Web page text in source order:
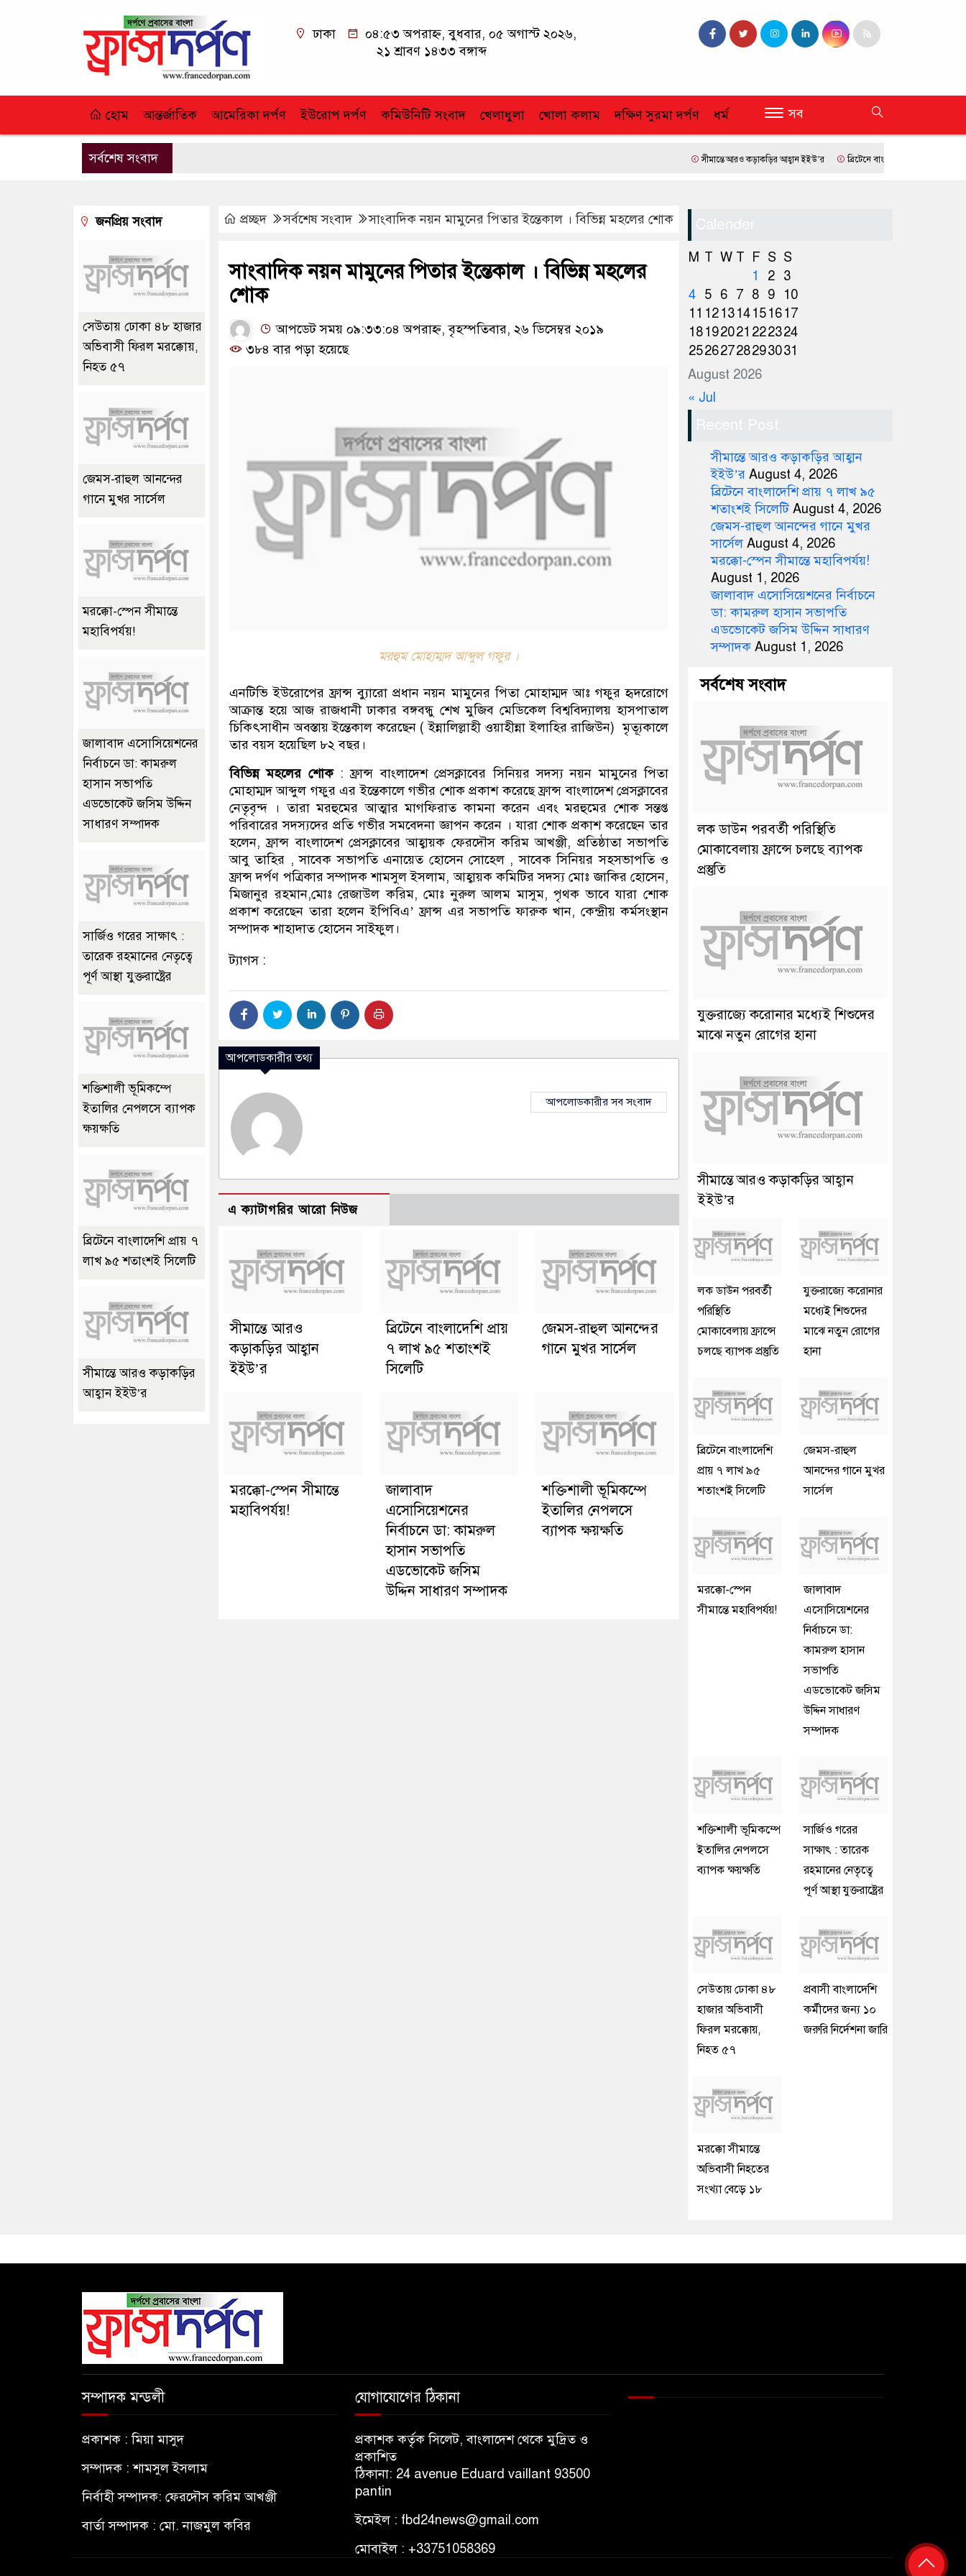
ঢাকা
০৪:৫৩ অপরাহ্ন, বুধবার, ০৫ অগাস্ট ২০২৬,
২১ শ্রাবণ ১৪৩৩ বঙ্গাব্দ
হোম আন্তর্জাতিক আমেরিকা দর্পণ ইউরোপ দর্পণ কমিউনিটি সংবাদ খেলাধুলা খোলা কলাম দক্ষিণ সুরমা দর্পণ ধর্ম সব
সর্বশেষ সংবাদ সীমান্তে আরও কড়াকড়ির আহ্বান ইইউ’র ব্রিটেনে বাংলাদেশি প্রায় ৭ লাখ ৯৫ শতাংশই
প্রচ্ছদ সর্বশেষ সংবাদ সাংবাদিক নয়ন মামুনের পিতার ইন্তেকাল । বিভিন্ন মহলের শোক
সাংবাদিক নয়ন মামুনের পিতার ইন্তেকাল । বিভিন্ন মহলের
শোক
আপডেট সময় ০৯:৩৩:০৪ অপরাহ্ন, বৃহস্পতিবার, ২৬ ডিসেম্বর ২০১৯
৩৮৪ বার পড়া হয়েছে
মরহুম মোহাম্মদ আব্দুল গফুর ।
এনটিভি ইউরোপের ফ্রান্স ব্যুারো প্রধান নয়ন মামুনের পিতা মোহাম্মদ আঃ গফুর হৃদরোগে
আক্রান্ত হয়ে আজ রাজধানী ঢাকার বঙ্গবন্ধু শেখ মুজিব মেডিকেল বিশ্ববিদ্যালয় হাসপাতাল
চিকিৎসাধীন অবস্তায় ইন্তেকাল করেছেন ( ইন্নালিল্লাহী ওয়াহীন্না ইলাহির রাজিউন) মৃত্যূকালে
তার বয়স হয়েছিল ৮২ বছর।
বিভিন্ন মহলের শোক: ফ্রান্স বাংলাদেশ প্রেসক্লাবের সিনিয়র সদস্য নয়ন মামুনের পিতা
মোহাম্মদ আব্দুল গফুর এর ইন্তেকালে গভীর শোক প্রকাশ করেছে ফ্রান্স বাংলাদেশ প্রেসক্লাবের
নেতৃবৃন্দ । তারা মরহুমের আত্মার মাগফিরাত কামনা করেন এবং মরহুমের শোক সন্তপ্ত
পরিবারের সদস্যদের প্রতি গভীর সমবেদনা জ্ঞাপন করেন । যারা শোক প্রকাশ করেছেন তার
হলেন, ফ্রান্স বাংলাদেশ প্রেসক্লাবের আহ্বায়ক ফেরদৌস করিম আখঞ্জী, প্রতিষ্ঠাতা সভাপতি
আবু তাহির , সাবেক সভাপতি এনায়েত হোসেন সোহেল , সাবেক সিনিয়র সহসভাপতি ও
ফ্রান্স দর্পণ পত্রিকার সম্পাদক শামসুল ইসলাম, আহ্বায়ক কমিটির সদস্য মোঃ জাকির হোসেন,
মিজানুর রহমান,মোঃ রেজাউল করিম, মোঃ নুরুল আলম মাসুম, পৃথক ভাবে যারা শোক
প্রকাশ করেছেন তারা হলেন ইপিবিএ’ ফ্রান্স এর সভাপতি ফারুক খান, কেন্দ্রীয় কর্মসংস্থান
সম্পাদক শাহাদাত হোসেন সাইফুল।
ট্যাগস :
আপলোডকারীর তথ্য
আপলোডকারীর সব সংবাদ
এ ক্যাটাগরির আরো নিউজ
সীমান্তে আরও
কড়াকড়ির আহ্বান
ইইউ’র
ব্রিটেনে বাংলাদেশি প্রায়
৭ লাখ ৯৫ শতাংশই
সিলেটি
জেমস-রাহুল আনন্দের
গানে মুখর সার্সেল
মরক্কো-স্পেন সীমান্তে
মহাবিপর্যয়!
জালাবাদ
এসোসিয়েশনের
নির্বাচনে ডা: কামরুল
হাসান সভাপতি
এডভোকেট জসিম
উদ্দিন সাধারণ সম্পাদক
শক্তিশালী ভূমিকম্পে
ইতালির নেপলসে
ব্যাপক ক্ষয়ক্ষতি
জনপ্রিয় সংবাদ
সেউতায় ঢোকা ৪৮ হাজার
অভিবাসী ফিরল মরক্কোয়,
নিহত ৫৭
জেমস-রাহুল আনন্দের
গানে মুখর সার্সেল
মরক্কো-স্পেন সীমান্তে
মহাবিপর্যয়!
জালাবাদ এসোসিয়েশনের
নির্বাচনে ডা: কামরুল
হাসান সভাপতি
এডভোকেট জসিম উদ্দিন
সাধারণ সম্পাদক
সার্জিও গরের সাক্ষাৎ :
তারেক রহমানের নেতৃত্বে
পূর্ণ আস্থা যুক্তরাষ্ট্রের
শক্তিশালী ভূমিকম্পে
ইতালির নেপলসে ব্যাপক
ক্ষয়ক্ষতি
ব্রিটেনে বাংলাদেশি প্রায় ৭
লাখ ৯৫ শতাংশই সিলেটি
সীমান্তে আরও কড়াকড়ির
আহ্বান ইইউ’র
Calender
August 2026
M T W T F S S
1
2 3
4 5 6 7 8 9
10
11 121314151617
18192021 222324
25262728293031
« Jul
Recent Post
সীমান্তে আরও কড়াকড়ির আহ্বান
ইইউ’র August 4, 2026
ব্রিটেনে বাংলাদেশি প্রায় ৭ লাখ ৯৫
শতাংশই সিলেটি August 4, 2026
জেমস-রাহুল আনন্দের গানে মুখর
সার্সেল August 4, 2026
মরক্কো-স্পেন সীমান্তে মহাবিপর্যয়!
August 1, 2026
জালাবাদ এসোসিয়েশনের নির্বাচনে
ডা: কামরুল হাসান সভাপতি
এডভোকেট জসিম উদ্দিন সাধারণ
সম্পাদক August 1, 2026
সর্বশেষ সংবাদ
লক ডাউন পরবর্তী পরিস্থিতি
মোকাবেলায় ফ্রান্সে চলছে ব্যাপক
প্রস্তুতি
যুক্তরাজ্যে করোনার মধ্যেই শিশুদের
মাঝে নতুন রোগের হানা
সীমান্তে আরও কড়াকড়ির আহ্বান
ইইউ’র
লক ডাউন পরবর্তী
পরিস্থিতি
মোকাবেলায় ফ্রান্সে
চলছে ব্যাপক প্রস্তুতি
যুক্তরাজ্যে করোনার
মধ্যেই শিশুদের
মাঝে নতুন রোগের
হানা
ব্রিটেনে বাংলাদেশি
প্রায় ৭ লাখ ৯৫
শতাংশই সিলেটি
জেমস-রাহুল
আনন্দের গানে মুখর
সার্সেল
মরক্কো-স্পেন
সীমান্তে মহাবিপর্যয়!
জালাবাদ
এসোসিয়েশনের
নির্বাচনে ডা:
কামরুল হাসান
সভাপতি
এডভোকেট জসিম
উদ্দিন সাধারণ
সম্পাদক
শক্তিশালী ভূমিকম্পে
ইতালির নেপলসে
ব্যাপক ক্ষয়ক্ষতি
সার্জিও গরের
সাক্ষাৎ : তারেক
রহমানের নেতৃত্বে
পূর্ণ আস্থা যুক্তরাষ্ট্রের
সেউতায় ঢোকা ৪৮
হাজার অভিবাসী
ফিরল মরক্কোয়,
নিহত ৫৭
প্রবাসী বাংলাদেশি
কর্মীদের জন্য ১০
জরুরি নির্দেশনা জারি
মরক্কো সীমান্তে
অভিবাসী নিহতের
সংখ্যা বেড়ে ১৮
সম্পাদক মন্ডলী
প্রকাশক : মিয়া মাসুদ
সম্পাদক : শামসুল ইসলাম
নির্বাহী সম্পাদক: ফেরদৌস করিম আখঞ্জী
বার্তা সম্পাদক : মো. নাজমুল কবির
যোগাযোগের ঠিকানা
প্রকাশক কর্তৃক সিলেট, বাংলাদেশ থেকে মুদ্রিত ও
প্রকাশিত
ঠিকানা: 24 avenue Eduard vaillant 93500
pantin
ইমেইল : fbd24news@gmail.com
মোবাইল : +33751058369